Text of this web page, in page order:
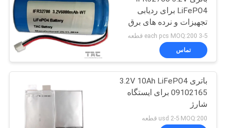
LiFePO4 برای ردیابی
تجهیزات و نرده های برق
خورشیدی
3-5 each pcs MOQ:200 قطعه
تماس
باتری 3.2V 10Ah LiFePO4
09102165 برای ایستگاه
شارژ
usd 2-5 MOQ:200 قطعه